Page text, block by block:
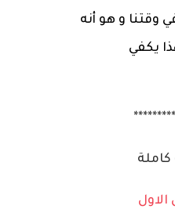
وقتنا و هو أنه
يكفي